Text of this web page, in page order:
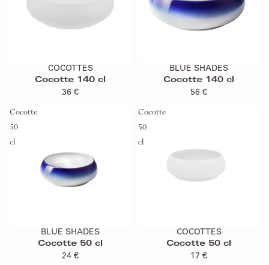
COCOTTES
Cocotte 140 cl
36 €
BLUE SHADES
Cocotte 140 cl
56 €
Cocotte
50
cl
BLUE SHADES
Cocotte 50 cl
24 €
Cocotte
50
cl
COCOTTES
Cocotte 50 cl
17 €